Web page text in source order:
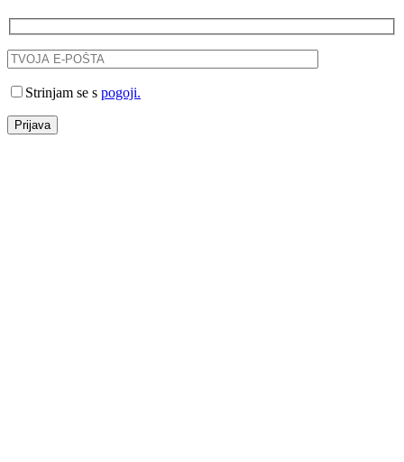
Strinjam se s pogoji.
Prijava